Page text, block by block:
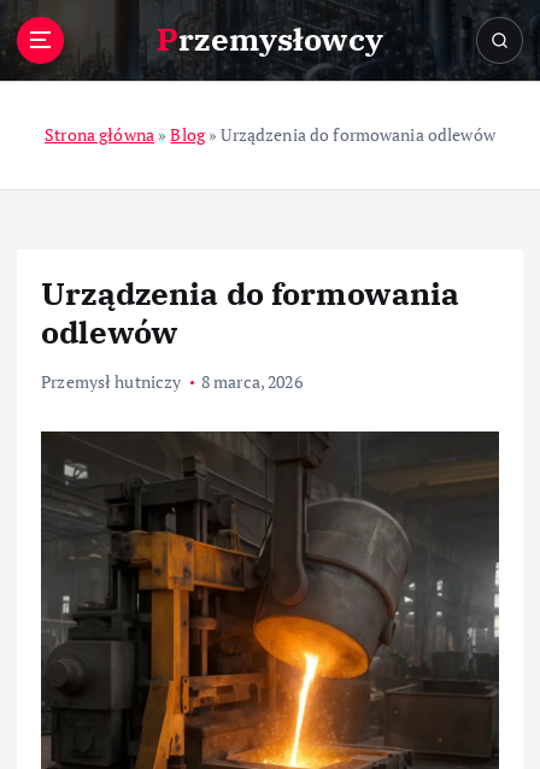
Przemysłowcy
Strona główna»Blog»Urządzenia do formowania odlewów
Urządzenia do formowania
odlewów
Przemysł hutniczy 8 marca, 2026